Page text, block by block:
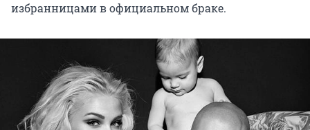
избранницами в официальном браке.